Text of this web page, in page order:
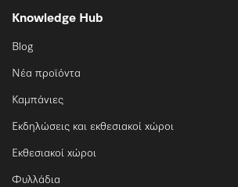
Knowledge Hub
Blog
Νέα προϊόντα
Καμπάνιες
Εκδηλώσεις και εκθεσιακοί χώροι
Εκθεσιακοί χώροι
Φυλλάδια